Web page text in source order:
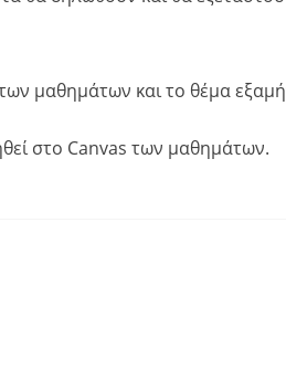
μαθημάτων και το θέμα
στο Canvas των μαθημάτων.